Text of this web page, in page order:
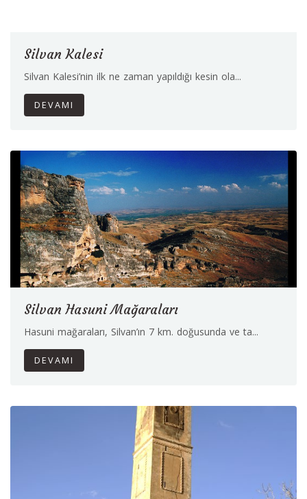
Silvan Kalesi
Silvan Kalesi’nin ilk ne zaman yapıldığı kesin ola...
DEVAMI
Silvan Hasuni Mağaraları
Hasuni mağaraları, Silvan’ın 7 km. doğusunda ve ta...
DEVAMI